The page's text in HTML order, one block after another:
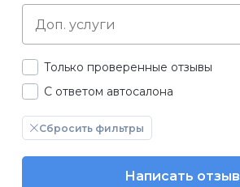
Только проверенные отзывы
С ответом автосалона
Сбросить фильтры
Написать отзыв